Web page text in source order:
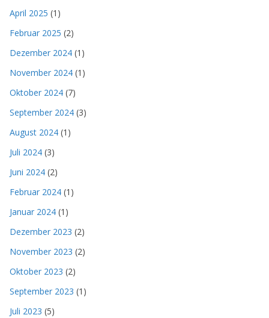
April 2025 (1)
Februar 2025 (2)
Dezember 2024 (1)
November 2024 (1)
Oktober 2024 (7)
September 2024 (3)
August 2024 (1)
Juli 2024 (3)
Juni 2024 (2)
Februar 2024 (1)
Januar 2024 (1)
Dezember 2023 (2)
November 2023 (2)
Oktober 2023 (2)
September 2023 (1)
Juli 2023 (5)